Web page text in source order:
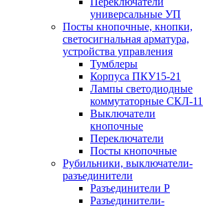
универсальные УП
Посты кнопочные, кнопки,
светосигнальная арматура,
устройства управления
Тумблеры
Корпуса ПКУ15-21
Лампы светодиодные
коммутаторные СКЛ-11
Выключатели
кнопочные
Переключатели
Посты кнопочные
Рубильники, выключатели-
разъединители
Разъединители Р
Разъединители-